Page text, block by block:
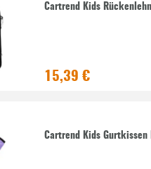
Cartrend Kids
15,39 €
Cartrend Kids Gurtkissen